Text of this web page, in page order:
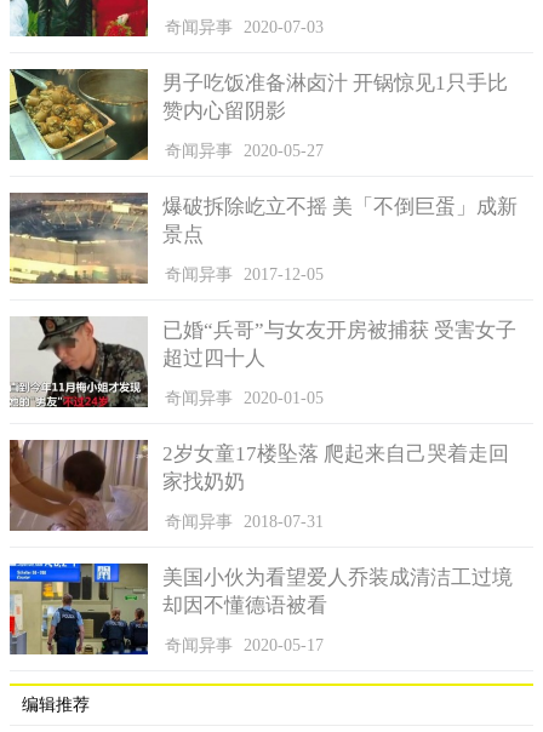
这场大火大约持续了40分钟，警察到达现场后将它扑灭，据
憾的是，他们告诉肖恩的妻子艾琳·哈维（Erin Harvey）小儿子并
没有存活下来。
这个消息对她来说无非是一个最沉重的打击，自己竟然再也
心欲绝，而现在什么都做不了的她只能大声喊叫的宣泄悲痛和无
助。她说，丈夫肖恩冒着大火将儿子救出来，本以为自己同时挽
救了两个儿子生命，没想到手上抓的是哈雷的手和脚，那一刻两
客，她家的处境让人觉得心碎不已。
奇闻异事 2020-07-03
男子吃饭准备淋卤汁 开锅惊见1只手比
赞内心留阴影
奇闻异事 2020-05-27
爆破拆除屹立不摇 美「不倒巨蛋」成新
景点
奇闻异事 2017-12-05
已婚“兵哥”与女友开房被捕获 受害女子
超过四十人
奇闻异事 2020-01-05
2岁女童17楼坠落 爬起来自己哭着走回
家找奶奶
奇闻异事 2018-07-31
美国小伙为看望爱人乔装成清洁工过境
却因不懂德语被看
奇闻异事 2020-05-17
编辑推荐